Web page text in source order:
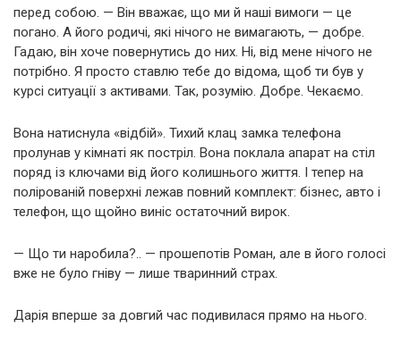
перед собою. — Він вважає, що ми й наші вимоги — це
погано. А його родичі, які нічого не вимагають, — добре.
Гадаю, він хоче повернутись до них. Ні, від мене нічого не
потрібно. Я просто ставлю тебе до відома, щоб ти був у
курсі ситуації з активами. Так, розумію. Добре. Чекаємо.
Вона натиснула «відбій». Тихий клац замка телефона
пролунав у кімнаті як постріл. Вона поклала апарат на стіл
поряд із ключами від його колишнього життя. І тепер на
полірованій поверхні лежав повний комплект: бізнес, авто і
телефон, що щойно виніс остаточний вирок.
— Що ти наробила?.. — прошепотів Роман, але в його голосі
вже не було гніву — лише тваринний страх.
Дарія вперше за довгий час подивилася прямо на нього.